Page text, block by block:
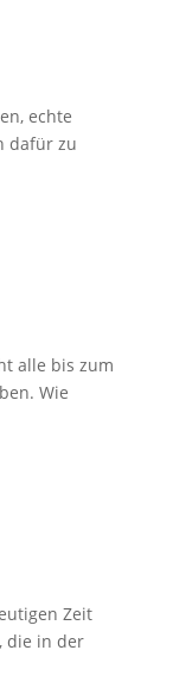
echte
dafür zu
alle bis zum
Wie
Zeit
die in der